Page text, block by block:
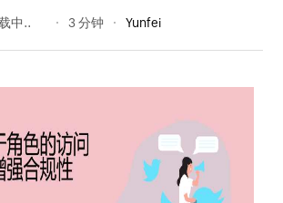
阅读量 3 分钟 Yunfei